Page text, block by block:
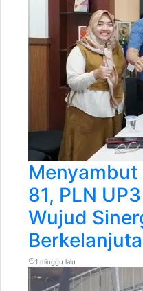
81, PLN
Wujud
1 minggu lalu